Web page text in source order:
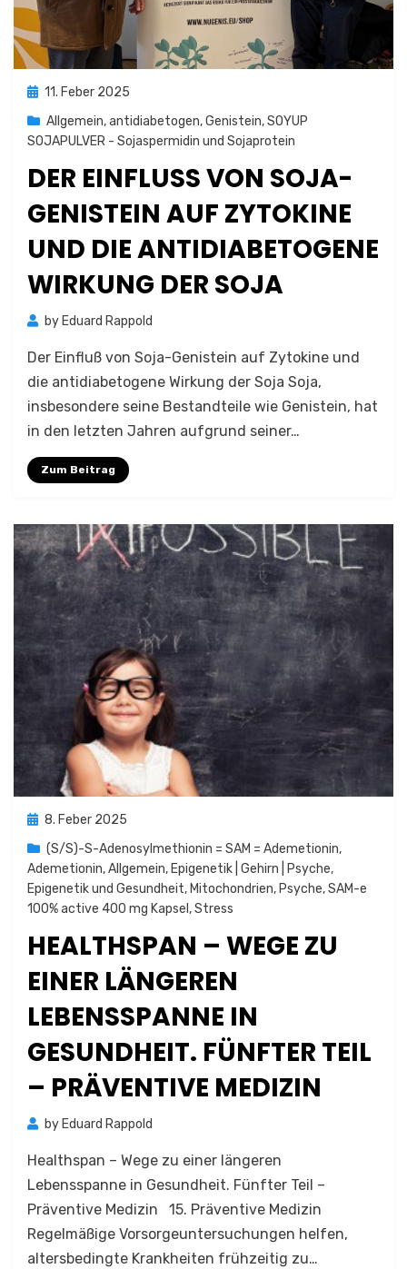
Posted
11. Feber 2025
Allgemein,antidiabetogen,Genistein,SOYUP
SOJAPULVER - Sojaspermidin und Sojaprotein
DER EINFLUSS VON SOJA-G
ENISTEIN AUF ZYTOKINE U
ND DIE ANTIDIABETOGENE W
IRKUNG DER SOJA
by Eduard Rappold
Der Einfluß von Soja-Genistein auf Zytokine und
die antidiabetogene Wirkung der Soja Soja,
insbesondere seine Bestandteile wie Genistein, hat
in den letzten Jahren aufgrund seiner…
Zum Beitrag
Posted
8. Feber 2025
(S/S)-S-Adenosylmethionin = SAM = Ademetionin,
Ademetionin,Allgemein, Epigenetik | Gehirn | Psyche,
Epigenetik und Gesundheit, Mitochondrien, Psyche,SAM-e
100% active 400 mg Kapsel ,Stress
HEALTHSPAN – WEGE ZU
EINER LÄNGEREN
LEBENSSPANNE IN
GESUNDHEIT. FÜNFTER TEIL
– PRÄVENTIVE MEDIZIN
by Eduard Rappold
Healthspan – Wege zu einer längeren
Lebensspanne in Gesundheit. Fünfter Teil –
Präventive Medizin 15. Präventive Medizin
Regelmäßige Vorsorgeuntersuchungen helfen,
altersbedingte Krankheiten frühzeitig zu…